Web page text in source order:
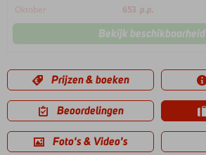
Oktober
653 p.p.
Bekijk beschikbaarheid
Prijzen & boeken
Beoordelingen
Foto's & Video's